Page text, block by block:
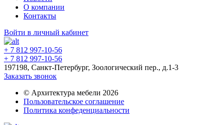
О компании
Контакты
Войти в личный кабинет
+ 7 812 997-10-56
+ 7 812 997-10-56
197198, Санкт-Петербург, Зоологический пер., д.1-3
Заказать звонок
© Архитектура мебели 2026
Пользовательское соглашение
Политика конфеденциальности